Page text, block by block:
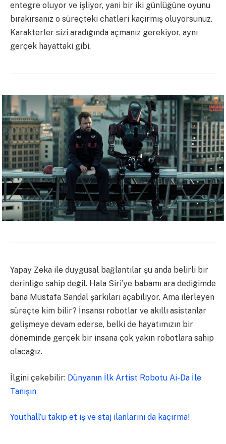
entegre oluyor ve işliyor, yani bir iki günlüğüne oyunu
bırakırsanız o süreçteki chatleri kaçırmış oluyorsunuz.
Karakterler sizi aradığında açmanız gerekiyor, aynı
gerçek hayattaki gibi.
Yapay Zeka ile duygusal bağlantılar şu anda belirli bir
derinliğe sahip değil. Hala Siri’ye babamı ara dediğimde
bana Mustafa Sandal şarkıları açabiliyor. Ama ilerleyen
süreçte kim bilir? İnsansı robotlar ve akıllı asistanlar
gelişmeye devam ederse, belki de hayatımızın bir
döneminde gerçek bir insana çok yakın robotlara sahip
olacağız.
İlgini çekebilir: Dünyanın İlk Artist Robotu Ai-Da İle
Tanışın
Youthall’u takip et iş ve staj ilanlarını da kaçırma!